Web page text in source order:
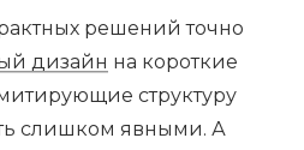
решений точно
дизайн на короткие
структуру
слишком явными. А